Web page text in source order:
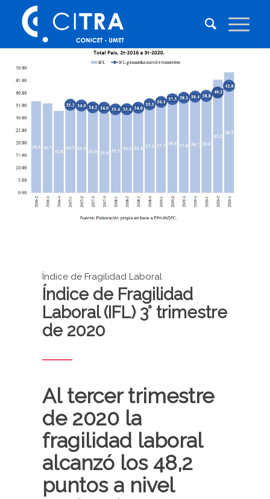
Índice de Fragilidad Laboral
Índice de Fragilidad
Laboral (IFL) 3° trimestre
de 2020
Al tercer trimestre
de 2020 la
fragilidad laboral
alcanzó los 48,2
puntos a nivel